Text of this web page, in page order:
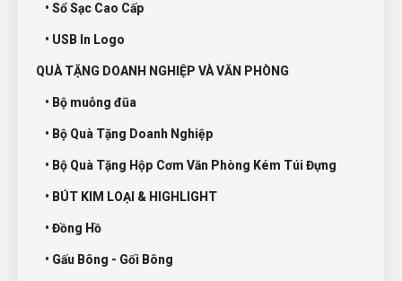
• Sổ Sạc Cao Cấp
• USB In Logo
QUÀ TẶNG DOANH NGHIỆP VÀ VĂN PHÒNG
• Bộ muỗng đũa
• Bộ Quà Tặng Doanh Nghiệp
• Bộ Quà Tặng Hộp Cơm Văn Phòng Kém Túi Đựng
• BÚT KIM LOẠI & HIGHLIGHT
• Đồng Hồ
• Gấu Bông - Gối Bông